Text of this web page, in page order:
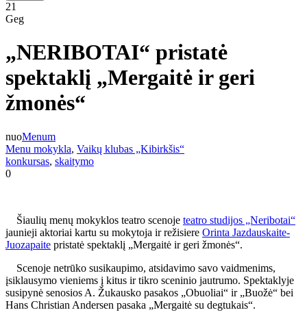
21
Geg
„NERIBOTAI“ pristatė
spektaklį „Mergaitė ir geri
žmonės“
nuoMenum
Menu mokykla, Vaikų klubas „Kibirkšis“
konkursas, skaitymo
0
Šiaulių menų mokyklos teatro scenoje teatro studijos „Neribotai“
jaunieji aktoriai kartu su mokytoja ir režisiere Orinta Jazdauskaite-
Juozapaite pristatė spektaklį „Mergaitė ir geri žmonės“.
Scenoje netrūko susikaupimo, atsidavimo savo vaidmenims,
įsiklausymo vieniems į kitus ir tikro sceninio jautrumo. Spektaklyje
susipynė senosios A. Žukausko pasakos „Obuoliai“ ir „Buožė“ bei
Hans Christian Andersen pasaka „Mergaitė su degtukais“.